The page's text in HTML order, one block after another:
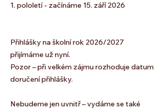
1. pololetí - začínáme 15. září 2026
Přihlášky na školní rok 2026/2027
přijímáme už nyní.
Pozor – při velkém zájmu rozhoduje datum
doručení přihlášky.
Nebudeme jen uvnitř – vydáme se také